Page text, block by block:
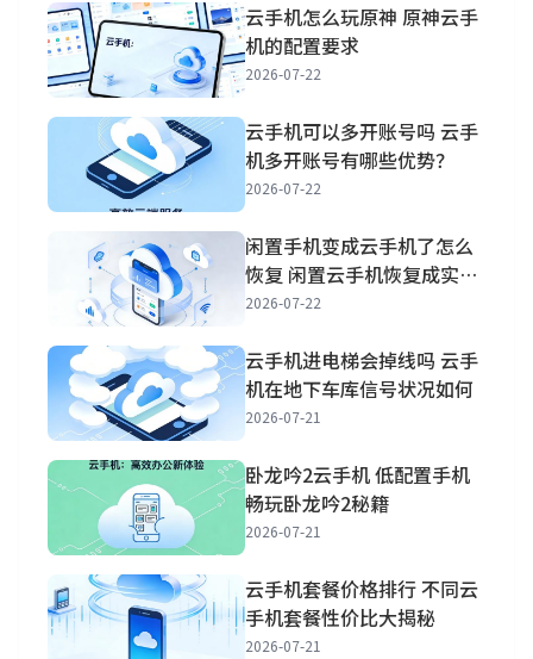
云手机怎么玩原神 原神云手
机的配置要求
2026-07-22
云手机可以多开账号吗 云手
机多开账号有哪些优势？
2026-07-22
闲置手机变成云手机了怎么
恢复 闲置云手机恢复成实体
手机方法
2026-07-22
云手机进电梯会掉线吗 云手
机在地下车库信号状况如何
2026-07-21
卧龙吟2云手机 低配置手机
畅玩卧龙吟2秘籍
2026-07-21
云手机套餐价格排行 不同云
手机套餐性价比大揭秘
2026-07-21